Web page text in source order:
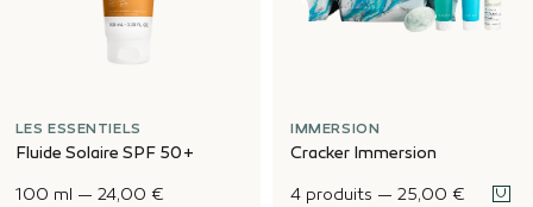
LES ESSENTIELS
Fluide Solaire SPF 50+
100 ml — 24,00 €
IMMERSION
Cracker Immersion
4 produits — 25,00 €